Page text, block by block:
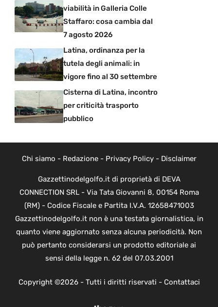
viabilità in Galleria Colle
Staffaro: cosa cambia dal
7 agosto 2026
Latina, ordinanza per la
tutela degli animali: in
vigore fino al 30 settembre
Cisterna di Latina, incontro
per criticità trasporto
pubblico
Chi siamo - Redazione- Privacy Policy- Disclaimer
Gazzettinodelgolfo.it di proprietà di DEVA
CONNECTION SRL - Via Tata Giovanni 8, 00154 Roma
(RM) - Codice Fiscale e Partita I.V.A. 12658471003
Gazzettinodelgolfo.it non è una testata giornalistica, in
quanto viene aggiornato senza alcuna periodicità. Non
può pertanto considerarsi un prodotto editoriale ai
sensi della legge n. 62 del 07.03.2001
Copyright ©2026 - Tutti i diritti riservati - Contattaci